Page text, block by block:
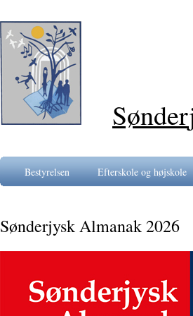
Sønder
Bestyrelsen Efterskole og højskole
Sønderjysk Almanak 2026